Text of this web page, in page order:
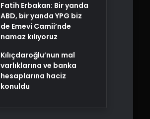
Fatih Erbakan: Bir yanda
ABD, bir yanda YPG biz
de Emevi Camii’nde
namaz kılıyoruz
Kılıçdaroğlu’nun mal
varlıklarına ve banka
hesaplarına haciz
konuldu